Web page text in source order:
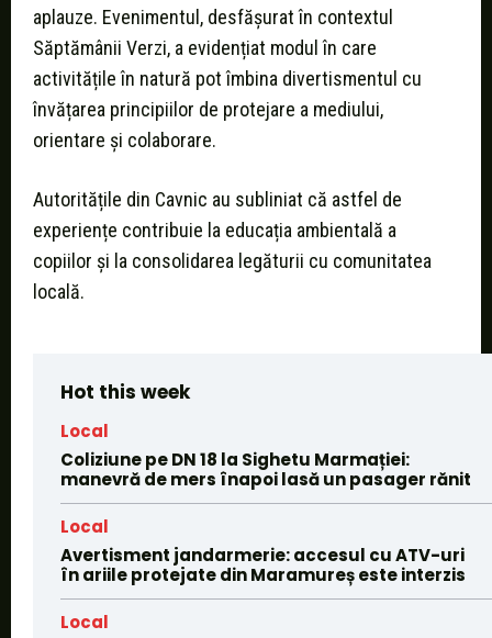
aplauze. Evenimentul, desfășurat în contextul
Săptămânii Verzi, a evidențiat modul în care
activitățile în natură pot îmbina divertismentul cu
învățarea principiilor de protejare a mediului,
orientare și colaborare.
Autoritățile din Cavnic au subliniat că astfel de
experiențe contribuie la educația ambientală a
copiilor și la consolidarea legăturii cu comunitatea
locală.
Hot this week
Local
Coliziune pe DN 18 la Sighetu Marmației:
manevră de mers înapoi lasă un pasager rănit
Local
Avertisment jandarmerie: accesul cu ATV-uri
în ariile protejate din Maramureș este interzis
Local